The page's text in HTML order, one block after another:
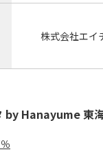
株式会社エイ
by Hanayume 東